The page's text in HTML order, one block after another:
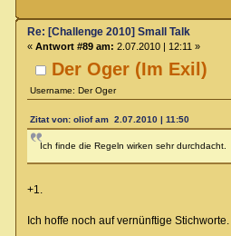
Der Oger (Im Exil)
Username: Der Oger
Re: [Challenge 2010] Small Talk
« Antwort #89 am: 2.07.2010 | 12:11 »
Zitat von: oliof am 2.07.2010 | 11:50
Ich finde die Regeln wirken sehr durchdacht.
+1.
Ich hoffe noch auf vernünftige Stichworte.